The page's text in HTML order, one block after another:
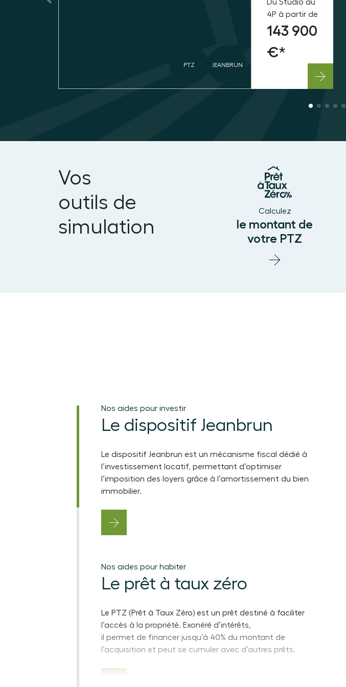
PTZ JEANBRUN
Du Studio au
4P à partir de
143 900
€*
Vos
outils de
simulation
Calculez
le montant de
votre PTZ
Nos aides pour investir
Le dispositif Jeanbrun
Le dispositif Jeanbrun est un mécanisme fiscal dédié à
l’investissement locatif, permettant d’optimiser
l’imposition des loyers grâce à l’amortissement du bien
immobilier.
Nos aides pour habiter
Le prêt à taux zéro
Le PTZ (Prêt à Taux Zéro) est un prêt destiné à faciliter
l’accès à la propriété. Exonéré d’intérêts,
il permet de financer jusqu’à 40% du montant de
l’acquisition et peut se cumuler avec d’autres prêts.